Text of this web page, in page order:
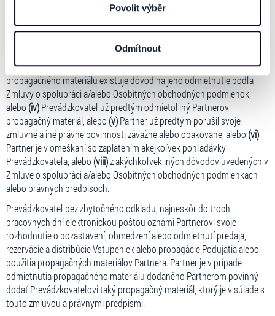
personalizaci obsahu a reklam. Tyto informace můžeme
také sdílet se svými partnery pro sociální média, inzerci
a analýzy. Partneři tyto údaje mohou zkombinovat s
dalšími informacemi, které jste jim poskytli nebo které
získali v důsledku toho, že používáte jejich služby. Jaké
typy cookies používáme, naleznete níže. Možnosti
zpracování upravíte zaškrtnutím příslušné varianty. Svoji
volbu můžete kdykoliv změnit v zápatí stránky v záložce
„Cookies a jejich nastavení“.
Povolit výběr
Odmítnout
propagačného materiálu v prípadoch,
ak takýto propagačný materiál(i)je v rozpore s pravidlami uvedenými v
nezodpovedá uzatvorenej dohode o jeho použití, alebo
Prevádzkovateľ má dôvodné pochybnosti o tom, že u tohto
propagačného materiálu existuje dôvod na jeho odmietnutie podľa
Zmluvy o spolupráci a/alebo Osobitných obchodných podmienok,
alebo (iv)Prevádzkovateľ už predtým odmietol iný Partnerov
propagačný materiál, alebo (v)Partner už predtým porušil svoje
zmluvné a iné právne povinnosti závažne alebo opakovane, alebo (vi)
Partner je v omeškaní so zaplatením akejkoľvek pohľadávky
Prevádzkovateľa, alebo (viii)z akýchkoľvek iných dôvodov uvedených v
Zmluve o spolupráci a/alebo Osobitných obchodných podmienkach
alebo právnych predpisoch.
Prevádzkovateľ bez zbytočného odkladu, najneskôr do troch
pracovných dní elektronickou poštou oznámi Partnerovi svoje
rozhodnutie o pozastavení, obmedzení alebo odmietnutí predaja,
rezervácie a distribúcie Vstupeniek alebo propagácie Podujatia alebo
použitia propagačných materiálov Partnera. Partner je v prípade
odmietnutia propagačného materiálu dodaného Partnerom povinný
dodať Prevádzkovateľovi taký propagačný materiál, ktorý je v súlade s
touto zmluvou a právnymi predpismi.